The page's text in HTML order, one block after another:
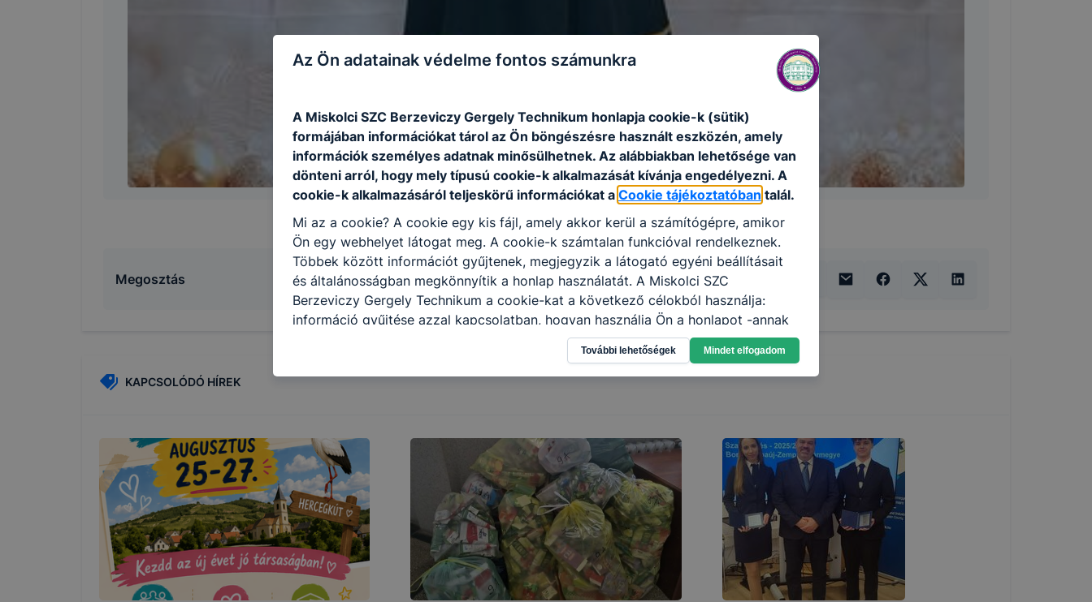
Megosztás
KAPCSOLÓDÓ HÍREK
Az Ön adatainak védelme fontos számunkra
A Miskolci SZC Berzeviczy Gergely Technikum honlapja cookie-k (sütik)
formájában információkat tárol az Ön böngészésre használt eszközén, amely
információk személyes adatnak minősülhetnek. Az alábbiakban lehetősége van
dönteni arról, hogy mely típusú cookie-k alkalmazását kívánja engedélyezni. A
cookie-k alkalmazásáról teljeskörű információkat a Cookie tájékoztatóban talál.
Mi az a cookie? A cookie egy kis fájl, amely akkor kerül a számítógépre, amikor
Ön egy webhelyet látogat meg. A cookie-k számtalan funkcióval rendelkeznek.
Többek között információt gyűjtenek, megjegyzik a látogató egyéni beállításait
és általánosságban megkönnyítik a honlap használatát. A Miskolci SZC
Berzeviczy Gergely Technikum a cookie-kat a következő célokból használja:
információ gyűjtése azzal kapcsolatban, hogyan használja Ön a honlapot -annak
felmérésével, hogy a honlap melyik részeit látogatja, vagy használja leginkább,
így megtudhatjuk, hogyan biztosítsunk Önnek még jobb felhasználói élményt, ha
ismét meglátogatja oldalunkat, honlap fejlesztése. Hogyan ellenőrizheti és hogyan
automatikusan elfogadja a cookie-kat, de ezek általában megváltoztathatók.
Felhívjuk figyelmét, hogy mivel a cookie-k célja honlapunk használhatóságának és
folyamatainak megkönnyítése vagy lehetővé tétele, a cookie-k alkalmazásának
megakadályozása vagy törlése által előfordulhat, hogy felhasználóink nem
lesznek képesek honlapunk funkcióinak teljes körű használatára, vagy a honlap a
tervezettől eltérően fog működni böngészőjében.
További lehetőségek Mindet elfogadom